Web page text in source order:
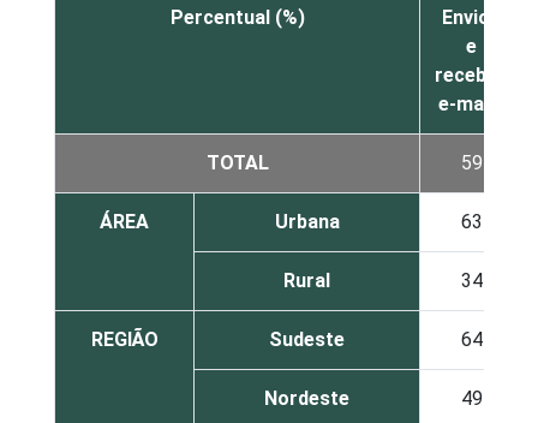
Percentual (%)
Enviou
e
recebeu
e-mails
TOTAL 59
ÁREA Urbana 63
Rural 34
REGIÃO Sudeste 64
Nordeste 49